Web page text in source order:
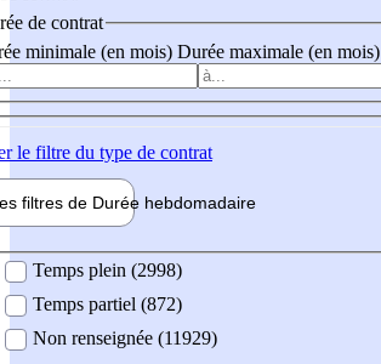
de contrat
minimale (en mois) Durée maximale (en mois)
le filtre du type de contrat
filtres de Durée hebdomadaire
Temps plein (2998)
Temps partiel (872)
Non renseignée (11929)